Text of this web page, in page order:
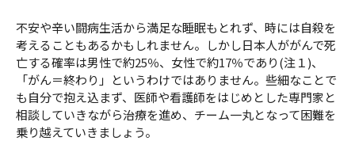
不安や辛い闘病生活から満足な睡眠もとれず、時には自殺を
考えることもあるかもしれません。しかし日本人ががんで死
亡する確率は男性で約25％、女性で約17％であり(注１)、
「がん＝終わり」というわけではありません。些細なことで
も自分で抱え込まず、医師や看護師をはじめとした専門家と
相談していきながら治療を進め、チーム一丸となって困難を
乗り越えていきましょう。